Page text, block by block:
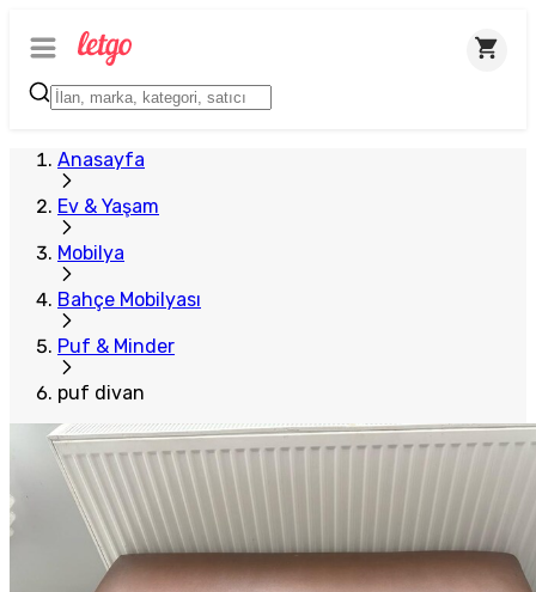
Anasayfa
Ev & Yaşam
Mobilya
Bahçe Mobilyası
Puf & Minder
puf divan